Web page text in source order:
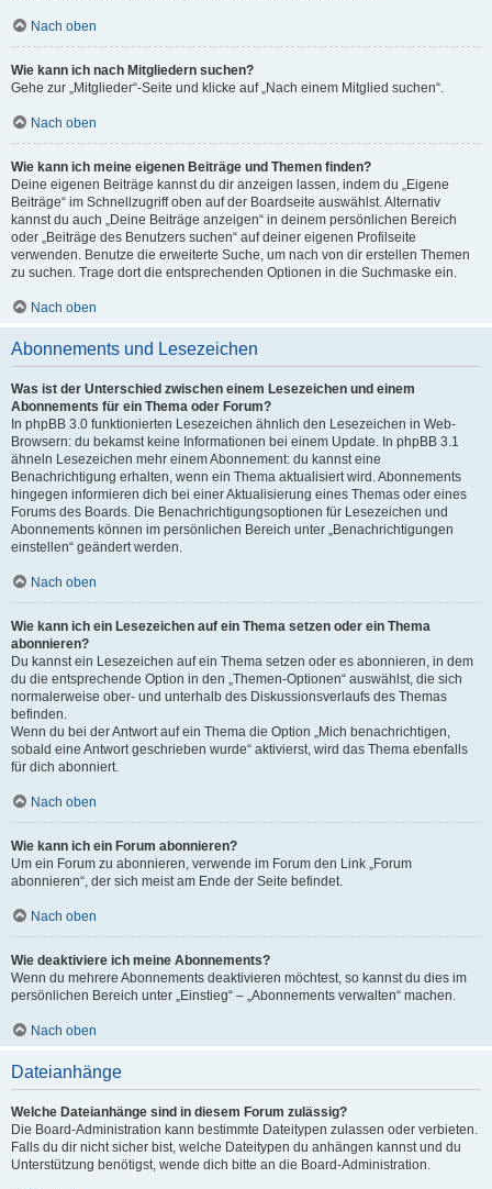
Nach oben
Wie kann ich nach Mitgliedern suchen?
Gehe zur „Mitglieder“-Seite und klicke auf „Nach einem Mitglied suchen“.
Nach oben
Wie kann ich meine eigenen Beiträge und Themen finden?
Deine eigenen Beiträge kannst du dir anzeigen lassen, indem du „Eigene
Beiträge“ im Schnellzugriff oben auf der Boardseite auswählst. Alternativ
kannst du auch „Deine Beiträge anzeigen“ in deinem persönlichen Bereich
oder „Beiträge des Benutzers suchen“ auf deiner eigenen Profilseite
verwenden. Benutze die erweiterte Suche, um nach von dir erstellen Themen
zu suchen. Trage dort die entsprechenden Optionen in die Suchmaske ein.
Nach oben
Abonnements und Lesezeichen
Was ist der Unterschied zwischen einem Lesezeichen und einem
Abonnements für ein Thema oder Forum?
In phpBB 3.0 funktionierten Lesezeichen ähnlich den Lesezeichen in Web-
Browsern: du bekamst keine Informationen bei einem Update. In phpBB 3.1
ähneln Lesezeichen mehr einem Abonnement: du kannst eine
Benachrichtigung erhalten, wenn ein Thema aktualisiert wird. Abonnements
hingegen informieren dich bei einer Aktualisierung eines Themas oder eines
Forums des Boards. Die Benachrichtigungsoptionen für Lesezeichen und
Abonnements können im persönlichen Bereich unter „Benachrichtigungen
einstellen“ geändert werden.
Nach oben
Wie kann ich ein Lesezeichen auf ein Thema setzen oder ein Thema
abonnieren?
Du kannst ein Lesezeichen auf ein Thema setzen oder es abonnieren, in dem
du die entsprechende Option in den „Themen-Optionen“ auswählst, die sich
normalerweise ober- und unterhalb des Diskussionsverlaufs des Themas
befinden.
Wenn du bei der Antwort auf ein Thema die Option „Mich benachrichtigen,
sobald eine Antwort geschrieben wurde“ aktivierst, wird das Thema ebenfalls
für dich abonniert.
Nach oben
Wie kann ich ein Forum abonnieren?
Um ein Forum zu abonnieren, verwende im Forum den Link „Forum
abonnieren“, der sich meist am Ende der Seite befindet.
Nach oben
Wie deaktiviere ich meine Abonnements?
Wenn du mehrere Abonnements deaktivieren möchtest, so kannst du dies im
persönlichen Bereich unter „Einstieg“ – „Abonnements verwalten“ machen.
Nach oben
Dateianhänge
Welche Dateianhänge sind in diesem Forum zulässig?
Die Board-Administration kann bestimmte Dateitypen zulassen oder verbieten.
Falls du dir nicht sicher bist, welche Dateitypen du anhängen kannst und du
Unterstützung benötigst, wende dich bitte an die Board-Administration.